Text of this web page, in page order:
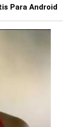
Para Android